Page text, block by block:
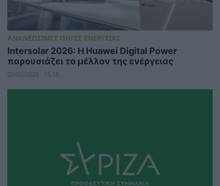
ΑΝΑΝΕΩΣΙΜΕΣ ΠΗΓΕΣ ΕΝΕΡΓΕΙΑΣ
Intersolar 2026: Η Huawei Digital Power
παρουσιάζει το μέλλον της ενέργειας
02/07/2026 - 15:18